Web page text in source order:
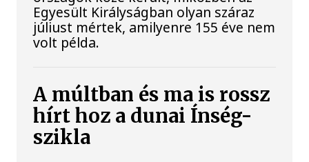
Egyesült Királyságban olyan száraz
júliust mértek, amilyenre 155 éve nem
volt példa.
A múltban és ma is rossz
hírt hoz a dunai Ínség-
szikla